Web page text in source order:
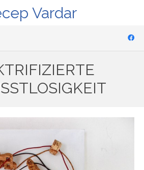
Vardar